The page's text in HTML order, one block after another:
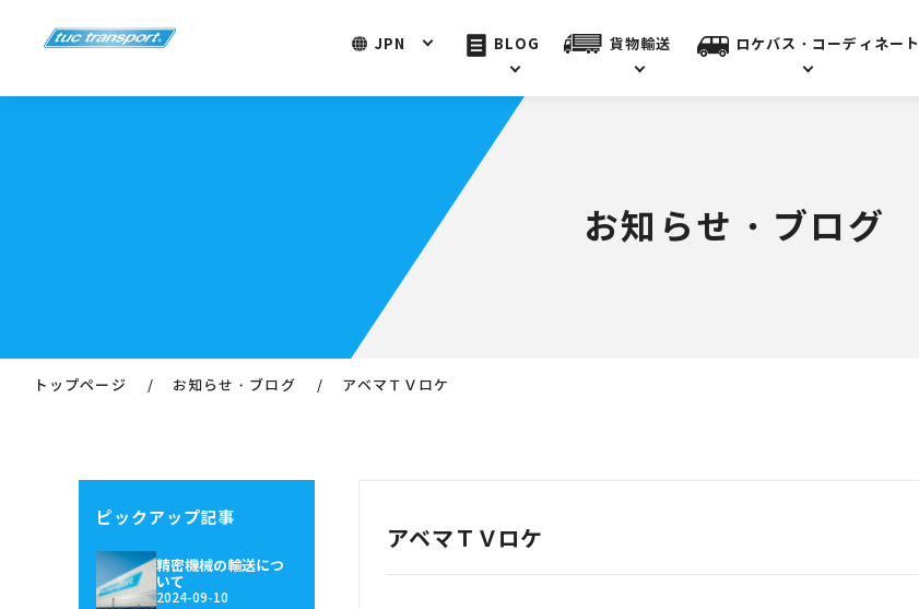
JPN BLOG 貨物輸送 ロケバス・コーディネート
お知らせ・ブログ
トップページ お知らせ・ブログ アベマＴＶロケ
ピックアップ記事
精密機械の輸送につ
いて
2024-09-10
アベマＴＶロケ